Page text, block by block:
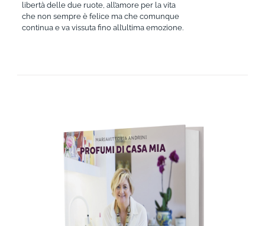
libertà delle due ruote, all’amore per la vita
che non sempre è felice ma che comunque
continua e va vissuta fino all’ultima emozione.
AGGIUNGI AL CARRELLO / DETTAGLI